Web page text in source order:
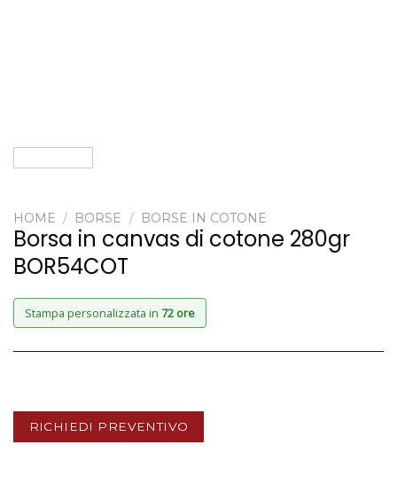
HOME / BORSE / BORSE IN COTONE
Borsa in canvas di cotone 280gr
BOR54COT
Stampa personalizzata in 72 ore
RICHIEDI PREVENTIVO